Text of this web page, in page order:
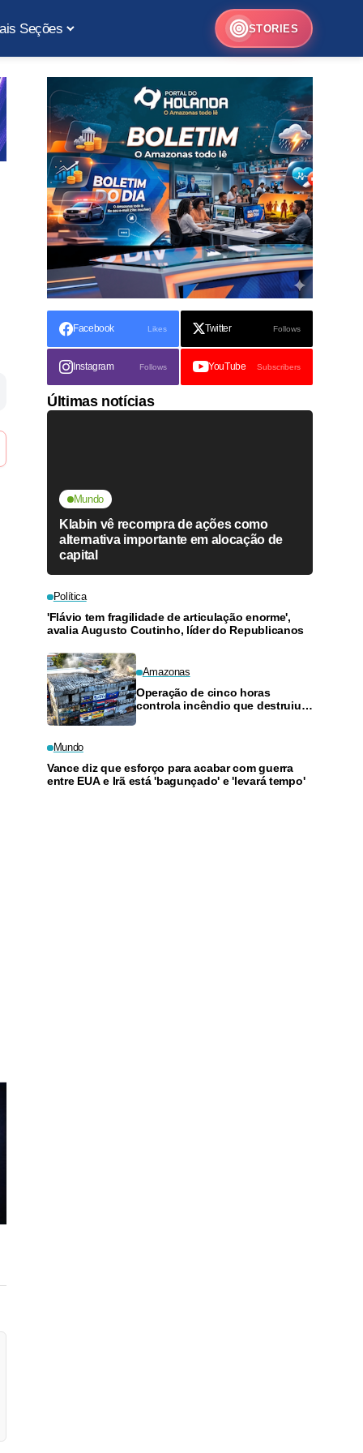
Seções STORIES
Facebook Likes Twitter Follows
Instagram Follows YouTube Subscribers
Últimas notícias
Mundo
Klabin vê recompra de ações como
alternativa importante em alocação de
capital
Política
'Flávio tem fragilidade de articulação enorme',
avalia Augusto Coutinho, líder do Republicanos
Amazonas
Operação de cinco horas
controla incêndio que destruiu
Mundo
Vance diz que esforço para acabar com guerra
entre EUA e Irã está 'bagunçado' e 'levará tempo'